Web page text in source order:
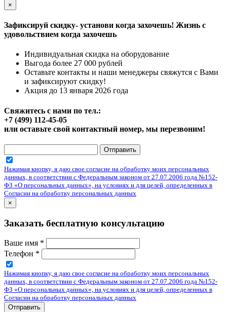
×
Зафиксируй скидку- установи когда захочешь! Жизнь с
удовольствием когда захочешь
Индивидуальная скидка на оборудование
Выгода более 27 000 рублей
Оставьте контакты и наши менеджеры свяжутся с Вами
и зафиксируют скидку!
Акция до 13 января 2026 года
Свяжитесь с нами по тел.:
+7 (499) 112-45-05
или оставьте свой контактный номер, мы перезвоним!
Отправить
Нажимая кнопку, я даю свое согласие на обработку моих персональных
данных, в соответствии с Федеральным законом от 27.07.2006 года №152-
ФЗ «О персональных данных», на условиях и для целей, определенных в
Согласии на обработку персональных данных
×
Заказать бесплатную консультацию
Ваше имя *
Телефон *
Нажимая кнопку, я даю свое согласие на обработку моих персональных
данных, в соответствии с Федеральным законом от 27.07.2006 года №152-
ФЗ «О персональных данных», на условиях и для целей, определенных в
Согласии на обработку персональных данных
Отправить